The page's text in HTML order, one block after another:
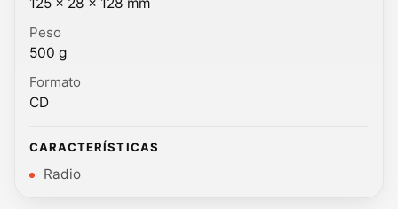
Peso
500 g
Formato
CD
CARACTERÍSTICAS
Radio